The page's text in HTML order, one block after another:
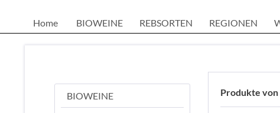
Home BIOWEINE REBSORTEN REGIONEN
BIOWEINE Produkte